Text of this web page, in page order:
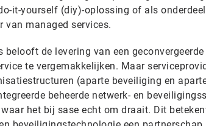
it-yourself (diy)-oplossing of als
van managed services.
belooft de levering van een
te vergemakkelijken. Maar
(aparte beveiliging en
beheerde netwerk- en
het bij sase echt om draait. Dit